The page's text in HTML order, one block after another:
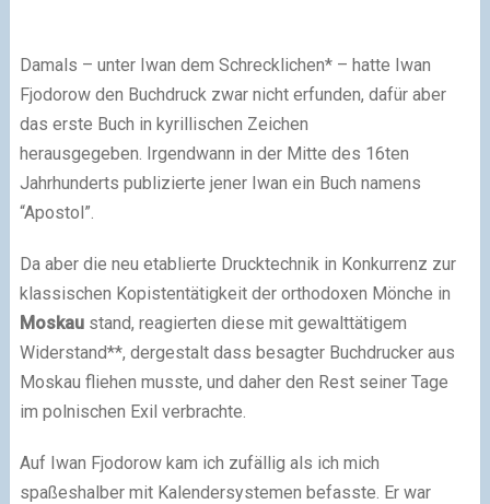
Damals – unter Iwan dem Schrecklichen* – hatte Iwan
Fjodorow den Buchdruck zwar nicht erfunden, dafür aber
das erste Buch in kyrillischen Zeichen
herausgegeben. Irgendwann in der Mitte des 16ten
Jahrhunderts publizierte jener Iwan ein Buch namens
“Apostol”.
Da aber die neu etablierte Drucktechnik in Konkurrenz zur
klassischen Kopistentätigkeit der orthodoxen Mönche in
Moskaustand, reagierten diese mit gewalttätigem
Widerstand**, dergestalt dass besagter Buchdrucker aus
Moskau fliehen musste, und daher den Rest seiner Tage
im polnischen Exil verbrachte.
Auf Iwan Fjodorow kam ich zufällig als ich mich
spaßeshalber mit Kalendersystemen befasste. Er war